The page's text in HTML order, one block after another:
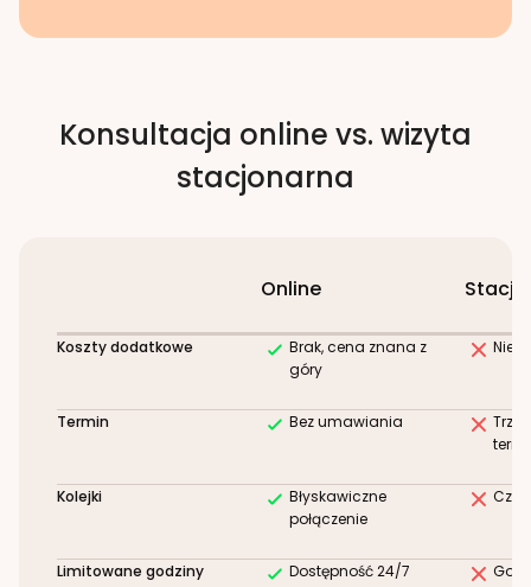
Konsultacja online vs. wizyta
stacjonarna
Online
Koszty dodatkowe
Brak, cena znana z
góry
Termin Bez umawiania
Kolejki
Błyskawiczne
połączenie
Limitowane godziny Dostępność 24/7